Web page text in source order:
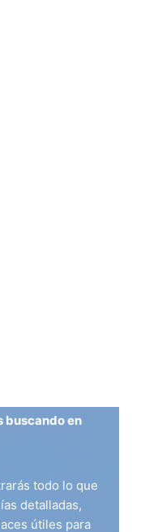
buscando en
todo lo que
detalladas,
útiles para